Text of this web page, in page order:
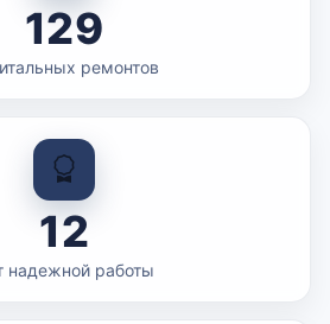
129
ремонтов
12
надежной работы